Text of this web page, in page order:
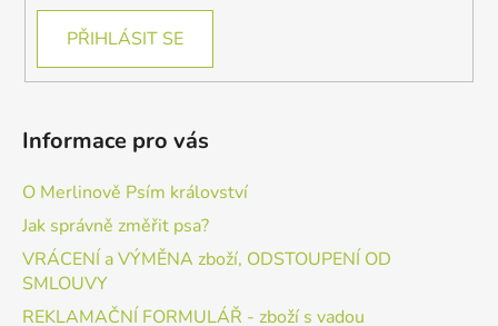
PŘIHLÁSIT SE
Informace pro vás
O Merlinově Psím království
Jak správně změřit psa?
VRÁCENÍ a VÝMĚNA zboží, ODSTOUPENÍ OD
SMLOUVY
REKLAMAČNÍ FORMULÁŘ - zboží s vadou